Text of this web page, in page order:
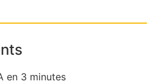
en 3 minutes